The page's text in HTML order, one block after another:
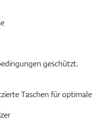
geschützt.
Taschen für optimale